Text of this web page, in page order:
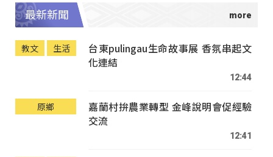
最新新聞
教文 生活
台東pulingau生命故事展 香氛串起文
化連結
12:44
原鄉
嘉蘭村拚農業轉型 金峰說明會促經驗
交流
12:41